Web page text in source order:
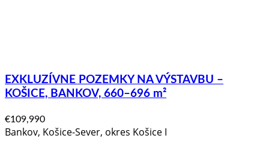
EXKLUZÍVNE POZEMKY NA VÝSTAVBU –
KOŠICE, BANKOV, 660–696 m²
€109,990
Bankov, Košice-Sever, okres Košice I